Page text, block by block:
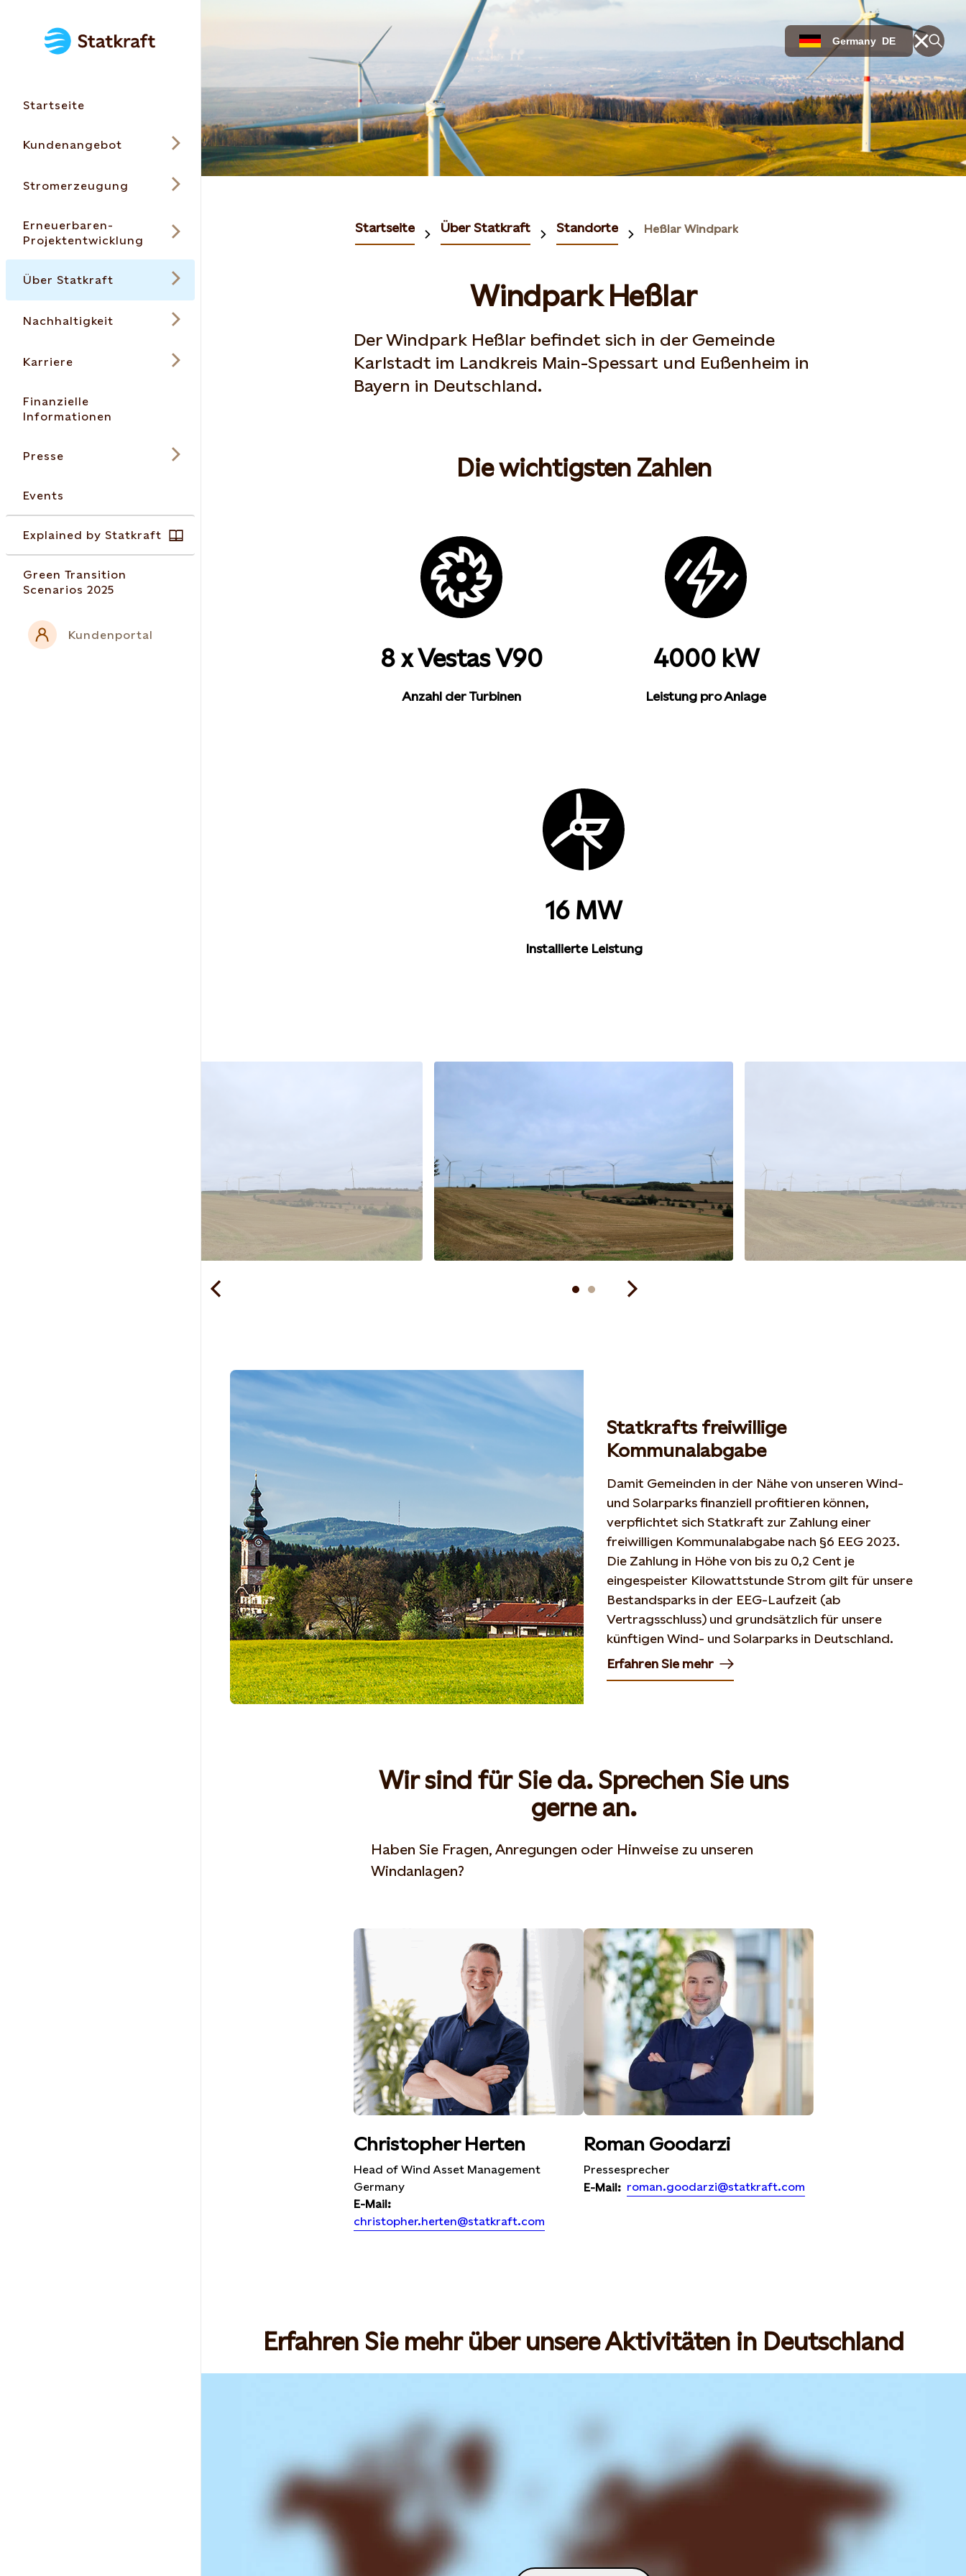
Startseite
Kundenangebot
Stromerzeugung
Erneuerbaren-
Projektentwicklung
Über Statkraft
Nachhaltigkeit
Karriere
Finanzielle
Informationen
Presse
Events
Explained by Statkraft
Green Transition
Scenarios 2025
Kundenportal
Germany DE
Startseite Über Statkraft Standorte Heßlar Windpark
Windpark Heßlar
Der Windpark Heßlar befindet sich in der Gemeinde
Karlstadt im Landkreis Main-Spessart und Eußenheim in
Bayern in Deutschland.
Die wichtigsten Zahlen
8 x Vestas V90
Anzahl der Turbinen
4000 kW
Leistung pro Anlage
16 MW
Installierte Leistung
Statkrafts freiwillige
Kommunalabgabe
Damit Gemeinden in der Nähe von unseren Wind-
und Solarparks finanziell profitieren können,
verpflichtet sich Statkraft zur Zahlung einer
freiwilligen Kommunalabgabe nach §6 EEG 2023.
Die Zahlung in Höhe von bis zu 0,2 Cent je
eingespeister Kilowattstunde Strom gilt für unsere
Bestandsparks in der EEG-Laufzeit (ab
Vertragsschluss) und grundsätzlich für unsere
künftigen Wind- und Solarparks in Deutschland.
Erfahren Sie mehr
Opens in new tab or window
Wir sind für Sie da. Sprechen Sie uns
gerne an.
Haben Sie Fragen, Anregungen oder Hinweise zu unseren
Windanlagen?
Christopher Herten
Head of Wind Asset Management
Germany
E-Mail:
christopher.herten@statkraft.com
Roman Goodarzi
Pressesprecher
E-Mail: roman.goodarzi@statkraft.com
Erfahren Sie mehr über unsere Aktivitäten in Deutschland